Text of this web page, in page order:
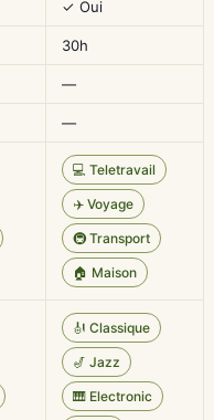
✓ Oui
30h
—
—
💻 Teletravail
✈️ Voyage
🚇 Transport
🏠 Maison
🎻 Classique
🎷 Jazz
🎹 Electronic